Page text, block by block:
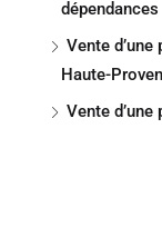
dépendances
Vente
Haute-
Vente